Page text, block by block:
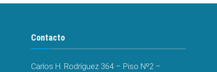
Contacto
Carlos H. Rodríguez 364 – Piso Nº2 –